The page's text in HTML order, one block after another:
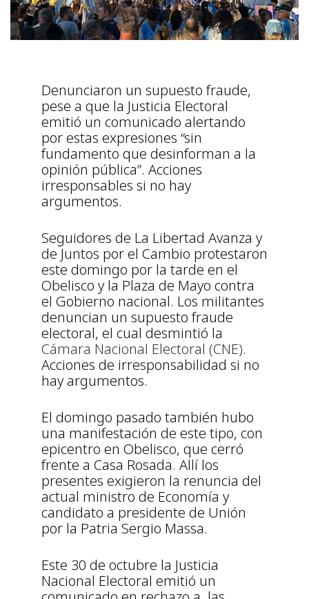
Denunciaron un supuesto fraude,
pese a que la Justicia Electoral
emitió un comunicado alertando
por estas expresiones “sin
fundamento que desinforman a la
opinión pública”. Acciones
irresponsables si no hay
argumentos.
Seguidores de La Libertad Avanza y
de Juntos por el Cambio protestaron
este domingo por la tarde en el
Obelisco y la Plaza de Mayo contra
el Gobierno nacional. Los militantes
denuncian un supuesto fraude
electoral, el cual desmintió la
Cámara Nacional Electoral (CNE).
Acciones de irresponsabilidad si no
hay argumentos.
El domingo pasado también hubo
una manifestación de este tipo, con
epicentro en Obelisco, que cerró
frente a Casa Rosada. Allí los
presentes exigieron la renuncia del
actual ministro de Economía y
candidato a presidente de Unión
por la Patria Sergio Massa.
Este 30 de octubre la Justicia
Nacional Electoral emitió un